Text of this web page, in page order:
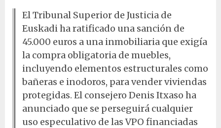
El Tribunal Superior de Justicia de
Euskadi ha ratificado una sanción de
45.000 euros a una inmobiliaria que exigía
la compra obligatoria de muebles,
incluyendo elementos estructurales como
bañeras e inodoros, para vender viviendas
protegidas. El consejero Denis Itxaso ha
anunciado que se perseguirá cualquier
uso especulativo de las VPO financiadas